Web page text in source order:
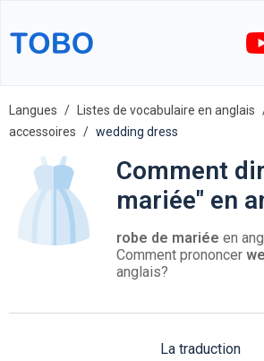
Langues Listes de vocabulaire en anglais
accessoires
wedding dress
Comment
mariée" en
robe de mariée en
Comment prononcer
anglais?
La traduction